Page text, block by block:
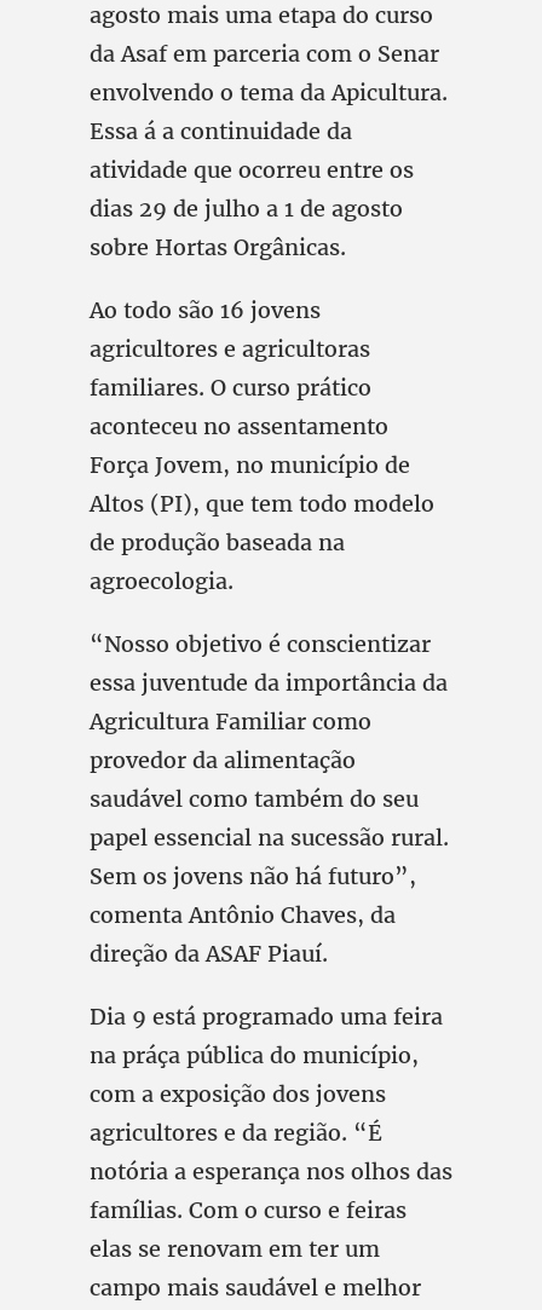
agosto mais uma etapa do curso
da Asaf em parceria com o Senar
envolvendo o tema da Apicultura.
Essa á a continuidade da
atividade que ocorreu entre os
dias 29 de julho a 1 de agosto
sobre Hortas Orgânicas.
Ao todo são 16 jovens
agricultores e agricultoras
familiares. O curso prático
aconteceu no assentamento
Força Jovem, no município de
Altos (PI), que tem todo modelo
de produção baseada na
agroecologia.
“Nosso objetivo é conscientizar
essa juventude da importância da
Agricultura Familiar como
provedor da alimentação
saudável como também do seu
papel essencial na sucessão rural.
Sem os jovens não há futuro”,
comenta Antônio Chaves, da
direção da ASAF Piauí.
Dia 9 está programado uma feira
na práça pública do município,
com a exposição dos jovens
agricultores e da região. “É
notória a esperança nos olhos das
famílias. Com o curso e feiras
elas se renovam em ter um
campo mais saudável e melhor